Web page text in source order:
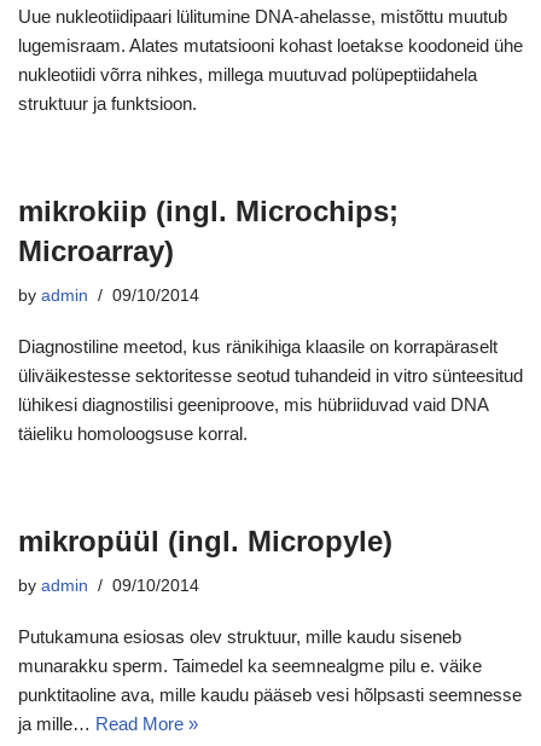
Uue nukleotiidipaari lülitumine DNA-ahelasse, mistõttu muutub
lugemisraam. Alates mutatsiooni kohast loetakse koodoneid ühe
nukleotiidi võrra nihkes, millega muutuvad polüpeptiidahela
struktuur ja funktsioon.
mikrokiip (ingl. Microchips;
Microarray)
by admin 09/10/2014
Diagnostiline meetod, kus ränikihiga klaasile on korrapäraselt
üliväikestesse sektoritesse seotud tuhandeid in vitro sünteesitud
lühikesi diagnostilisi geeniproove, mis hübriiduvad vaid DNA
täieliku homoloogsuse korral.
mikropüül (ingl. Micropyle)
by admin 09/10/2014
Putukamuna esiosas olev struktuur, mille kaudu siseneb
munarakku sperm. Taimedel ka seemnealgme pilu e. väike
punktitaoline ava, mille kaudu pääseb vesi hõlpsasti seemnesse
ja mille… Read More »